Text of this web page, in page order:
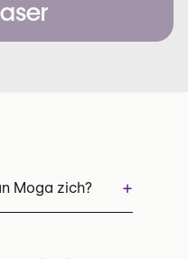
Moga zich? +